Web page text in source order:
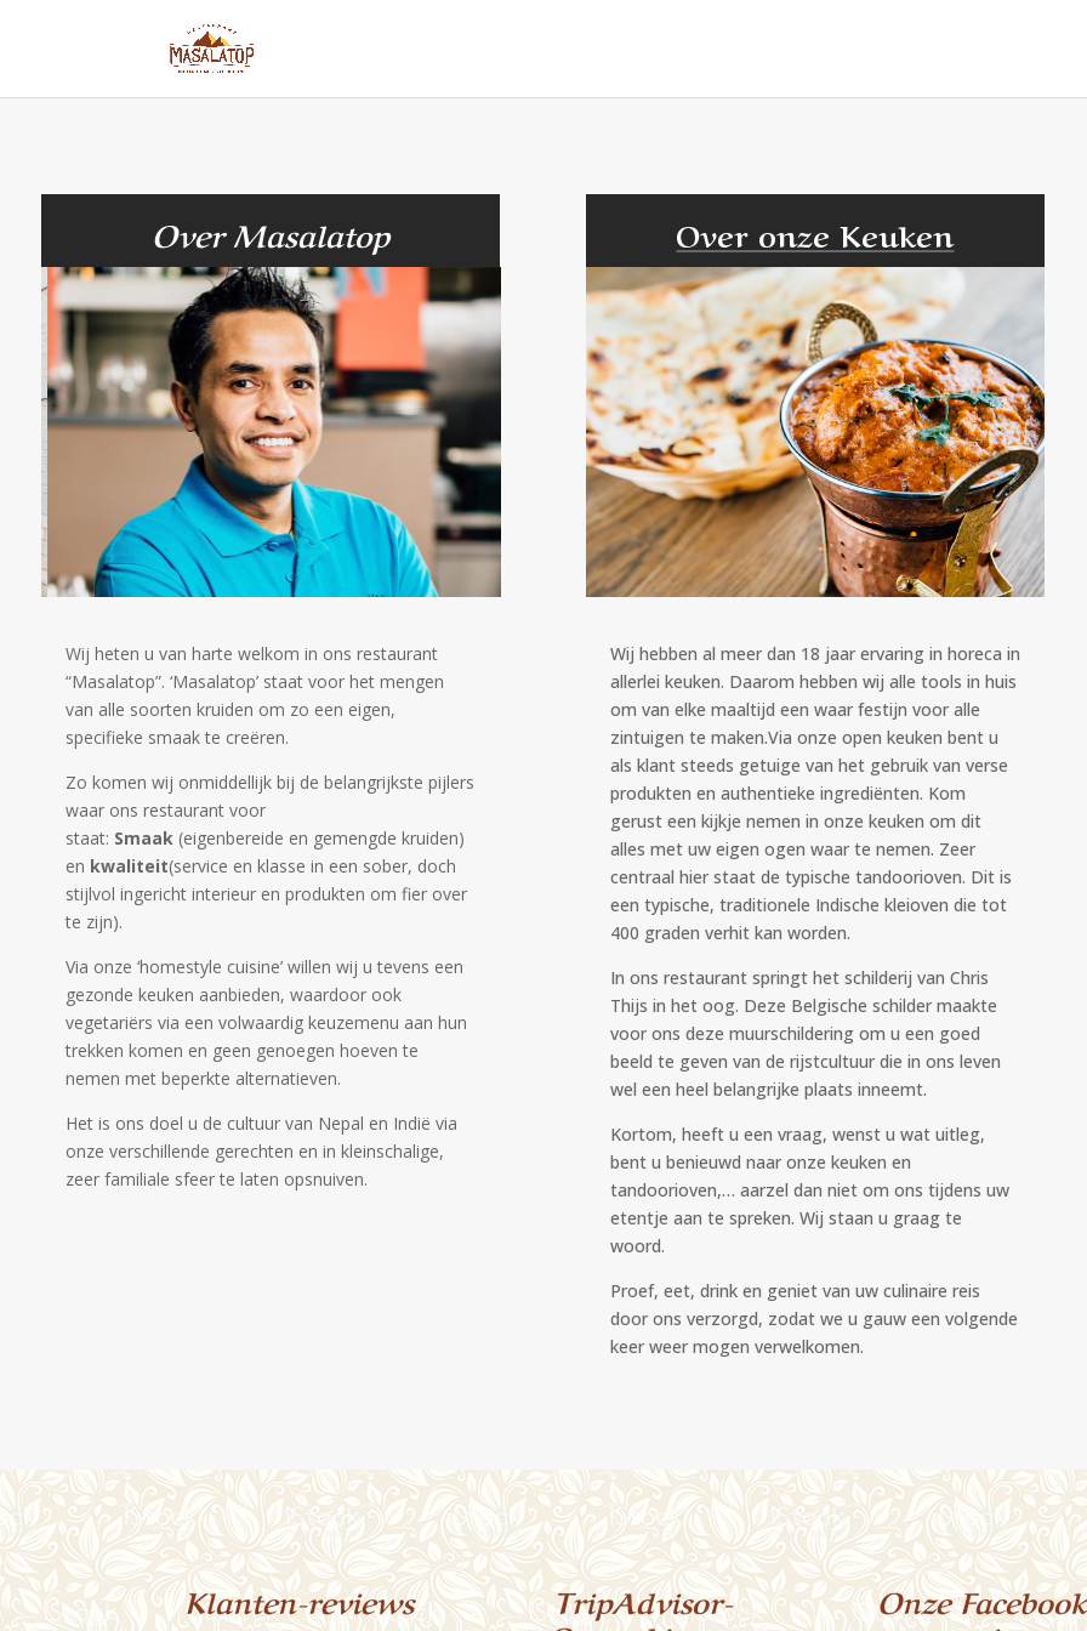
Over Masalatop
Wij heten u van harte welkom in ons restaurant
“Masalatop”. ‘Masalatop’ staat voor het mengen
van alle soorten kruiden om zo een eigen,
specifieke smaak te creëren.
Zo komen wij onmiddellijk bij de belangrijkste pijlers
waar ons restaurant voor
staat: Smaak (eigenbereide en gemengde kruiden)
en kwaliteit(service en klasse in een sober, doch
stijlvol ingericht interieur en produkten om fier over
te zijn).
Via onze ‘homestyle cuisine’ willen wij u tevens een
gezonde keuken aanbieden, waardoor ook
vegetariërs via een volwaardig keuzemenu aan hun
trekken komen en geen genoegen hoeven te
nemen met beperkte alternatieven.
Het is ons doel u de cultuur van Nepal en Indië via
onze verschillende gerechten en in kleinschalige,
zeer familiale sfeer te laten opsnuiven.
Over onze Keuken
Wij hebben al meer dan 18 jaar ervaring in horeca in
allerlei keuken. Daarom hebben wij alle tools in huis
om van elke maaltijd een waar festijn voor alle
zintuigen te maken.Via onze open keuken bent u
als klant steeds getuige van het gebruik van verse
produkten en authentieke ingrediënten. Kom
gerust een kijkje nemen in onze keuken om dit
alles met uw eigen ogen waar te nemen. Zeer
centraal hier staat de typische tandoorioven. Dit is
een typische, traditionele Indische kleioven die tot
400 graden verhit kan worden.
In ons restaurant springt het schilderij van Chris
Thijs in het oog. Deze Belgische schilder maakte
voor ons deze muurschildering om u een goed
beeld te geven van de rijstcultuur die in ons leven
wel een heel belangrijke plaats inneemt.
Kortom, heeft u een vraag, wenst u wat uitleg,
bent u benieuwd naar onze keuken en
tandoorioven,… aarzel dan niet om ons tijdens uw
etentje aan te spreken. Wij staan u graag te
woord.
Proef, eet, drink en geniet van uw culinaire reis
door ons verzorgd, zodat we u gauw een volgende
keer weer mogen verwelkomen.
Klanten-reviews
TripAdvisor-
Onze